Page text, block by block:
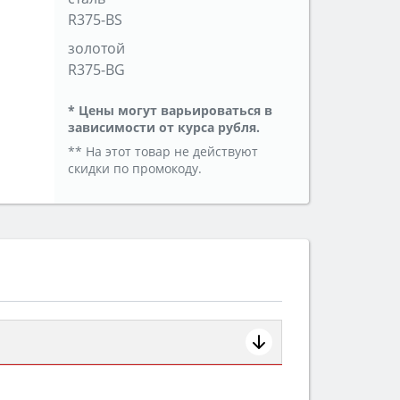
R375-BS
золотой
R375-BG
* Цены могут варьироваться в
зависимости от курса рубля.
** На этот товар не действуют
скидки по промокоду.